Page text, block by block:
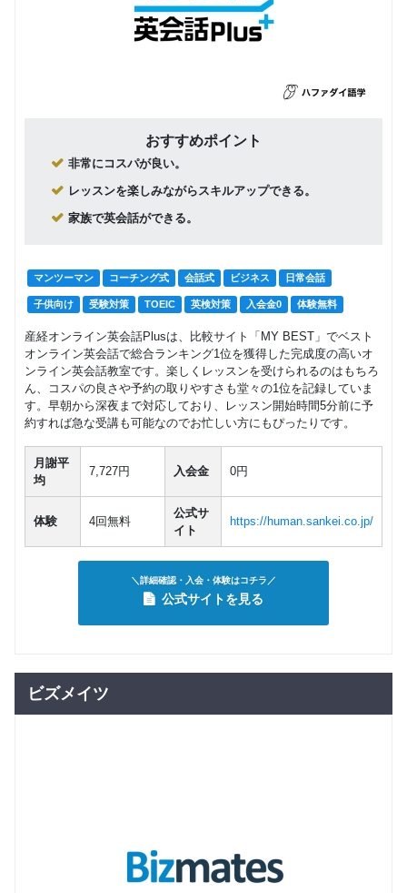
おすすめポイント
非常にコスパが良い。
レッスンを楽しみながらスキルアップできる。
家族で英会話ができる。
マンツーマン コーチング式 会話式 ビジネス 日常会話
子供向け 受験対策 TOEIC 英検対策 入会金0 体験無料
産経オンライン英会話Plusは、比較サイト「MY BEST」でベスト
オンライン英会話で総合ランキング1位を獲得した完成度の高いオ
ンライン英会話教室です。楽しくレッスンを受けられるのはもちろ
ん、コスパの良さや予約の取りやすさも堂々の1位を記録していま
す。早朝から深夜まで対応しており、レッスン開始時間5分前に予
約すれば急な受講も可能なのでお忙しい方にもぴったりです。
月謝平
均
7,727円 入会金 0円
体験 4回無料
公式サ
イト
https://human.sankei.co.jp/
＼詳細確認・入会・体験はコチラ／
公式サイトを見る
ビズメイツ